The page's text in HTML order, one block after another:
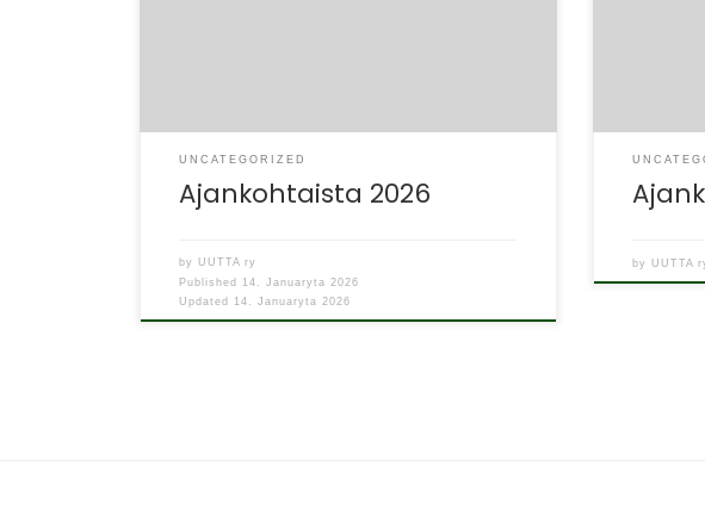
UNCATEGORIZED
Ajankohtaista 2026
byUUTTA ry
Published 14. Januaryta 2026
Updated 14. Januaryta 2026
byUUTTA